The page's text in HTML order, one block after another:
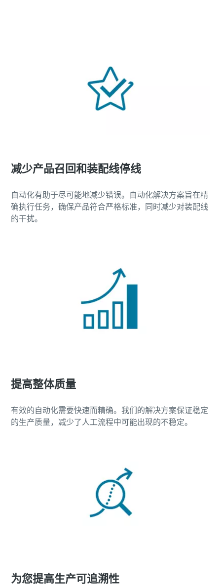
减少产品召回和装配线停线
自动化有助于尽可能地减少错误。自动化解决方案旨在精
确执行任务，确保产品符合严格标准，同时减少对装配线
的干扰。
提高整体质量
有效的自动化需要快速而精确。我们的解决方案保证稳定
的生产质量，减少了人工流程中可能出现的不稳定。
为您提高生产可追溯性